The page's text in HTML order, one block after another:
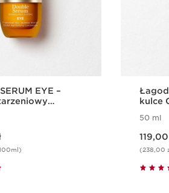
EYE –
podgląd
kulce
50 ml
119,00
(238,00